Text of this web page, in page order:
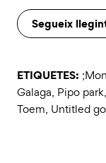
Segueix
ETIQUETES:
Galaga, Pipo park,
Toem, Untitled